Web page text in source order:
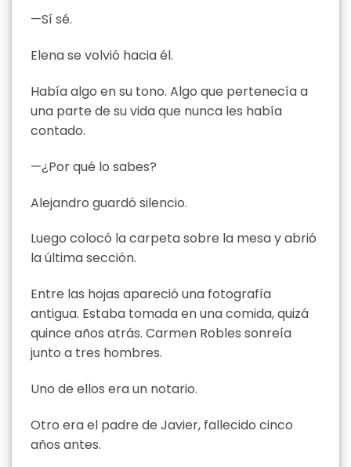
—Sí sé.
Elena se volvió hacia él.
Había algo en su tono. Algo que pertenecía a
una parte de su vida que nunca les había
contado.
—¿Por qué lo sabes?
Alejandro guardó silencio.
Luego colocó la carpeta sobre la mesa y abrió
la última sección.
Entre las hojas apareció una fotografía
antigua. Estaba tomada en una comida, quizá
quince años atrás. Carmen Robles sonreía
junto a tres hombres.
Uno de ellos era un notario.
Otro era el padre de Javier, fallecido cinco
años antes.